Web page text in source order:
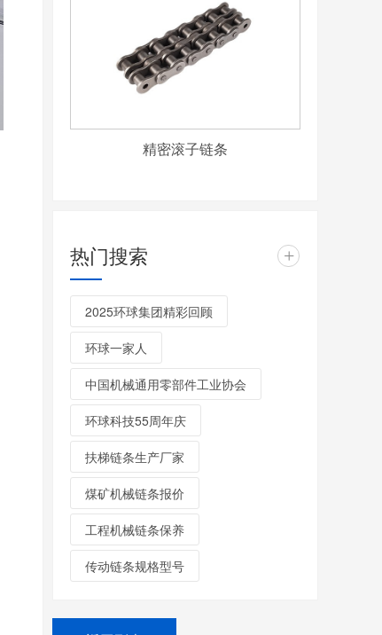
精密滚子链条
热门搜索 +
2025环球集团精彩回顾
环球一家人
中国机械通用零部件工业协会
环球科技55周年庆
扶梯链条生产厂家
煤矿机械链条报价
工程机械链条保养
传动链条规格型号